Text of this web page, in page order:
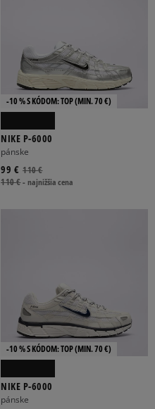
-10 % S KÓDOM: TOP (MIN. 70 €)
NIKE P-6000
pánske
110 €
99 €
110 €-najnižšia cena
-10 % S KÓDOM: TOP (MIN. 70 €)
NIKE P-6000
pánske